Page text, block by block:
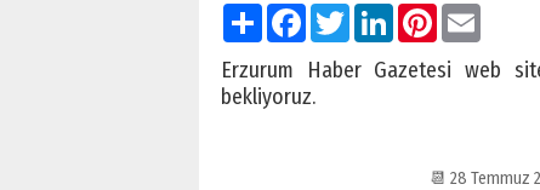
PaylaşFacebook
TwitterLinkedInPinterest
Erzurum Haber Gazetesi web
bekliyoruz.
📆 28 Temmuz